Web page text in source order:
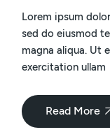
Lorem ipsum
sed do eiusmod
magna aliqua. Ut
exercitation ullam
Read More